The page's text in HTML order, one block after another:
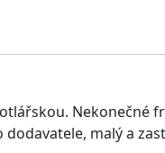
malý a